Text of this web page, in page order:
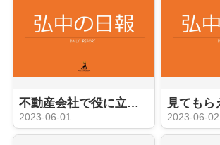
不動産会社で役に立つ事務員への道
2023-06-01 2023-06-02